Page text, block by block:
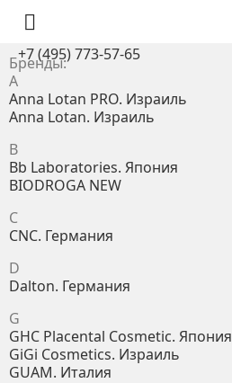

+7 (495) 773-57-65
Бренды:
A
Anna Lotan PRO. Израиль
Anna Lotan. Израиль
B
Bb Laboratories. Япония
BIODROGA NEW
C
CNC. Германия
D
Dalton. Германия
G
GHC Placental Cosmetic. Япония
GiGi Cosmetics. Израиль
GUAM. Италия